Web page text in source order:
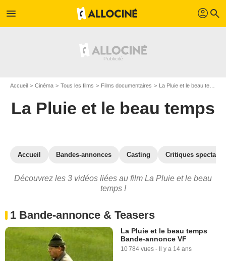
menu profil search
Accueil Cinéma Tous les films Films documentaires La Pluie et le beau temps
La Pluie et le beau temps
Accueil Bandes-annonces Casting Critiques
Découvrez les 3 vidéos liées au film La Pluie et le beau
temps !
1 Bande-annonce & Teasers
La Pluie et le beau temps
Bande-annonce VF
10 784 vues - Il y a 14 ans